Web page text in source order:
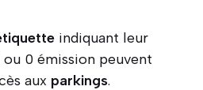
indiquant leur
ou 0 émission peuvent
aux parkings.